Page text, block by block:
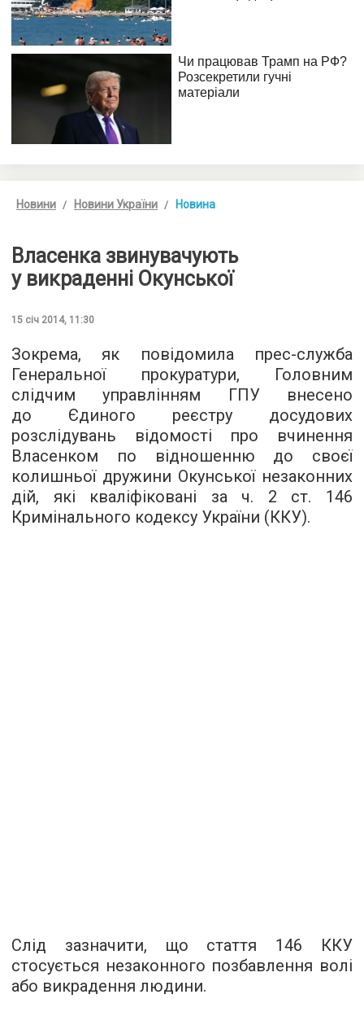
Новини Новини України Новина
Власенка звинувачують
у викраденні Окунської
15 січ 2014, 11:30
Зокрема, як повідомила прес-служба
Генеральної прокуратури, Головним
слідчим управлінням ГПУ внесено
до Єдиного реєстру досудових
розслідувань відомості про вчинення
Власенком по відношенню до своєї
колишньої дружини Окунської незаконних
дій, які кваліфіковані за ч. 2 ст. 146
Кримінального кодексу України (ККУ).
Слід зазначити, що стаття 146 ККУ
стосується незаконного позбавлення волі
або викрадення людини.